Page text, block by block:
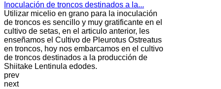
Inoculación de troncos destinados a la...
Utilizar micelio en grano para la inoculación
de troncos es sencillo y muy gratificante en el
cultivo de setas, en el articulo anterior, les
enseñamos el Cultivo de Pleurotus Ostreatus
en troncos, hoy nos embarcamos en el cultivo
de troncos destinados a la producción de
Shiitake Lentinula edodes.
prev
next